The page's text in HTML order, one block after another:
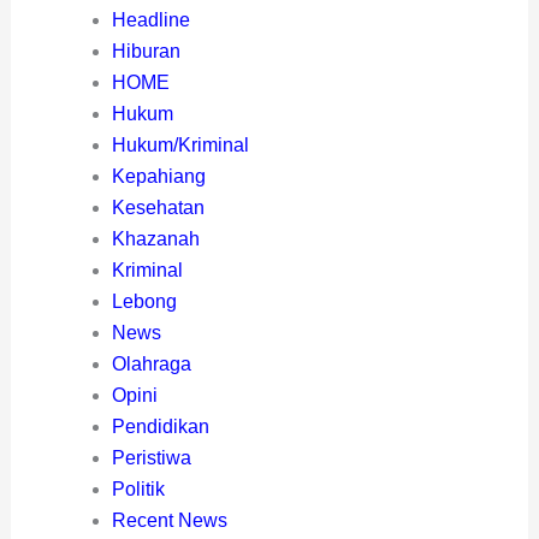
Headline
Hiburan
HOME
Hukum
Hukum/Kriminal
Kepahiang
Kesehatan
Khazanah
Kriminal
Lebong
News
Olahraga
Opini
Pendidikan
Peristiwa
Politik
Recent News